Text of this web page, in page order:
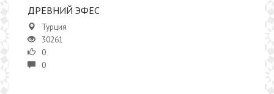
​​ДРЕВНИЙ ЭФЕС
Турция
30261
0
0